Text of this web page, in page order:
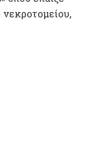
νεκροτομείου,